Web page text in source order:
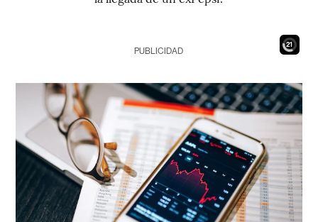
19
PUBLICIDAD